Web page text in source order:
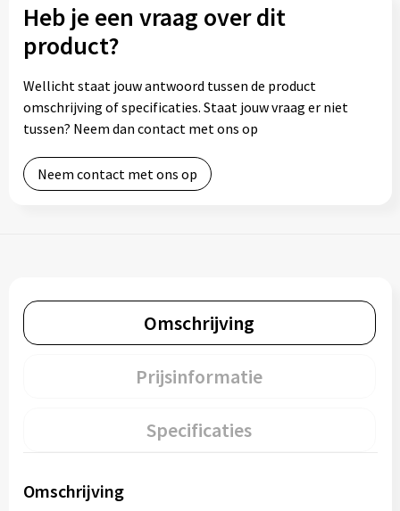
Heb je een vraag over dit
product?
Wellicht staat jouw antwoord tussen de product
omschrijving of specificaties. Staat jouw vraag er niet
tussen? Neem dan contact met ons op
Neem contact met ons op
Omschrijving
Prijsinformatie
Specificaties
Omschrijving